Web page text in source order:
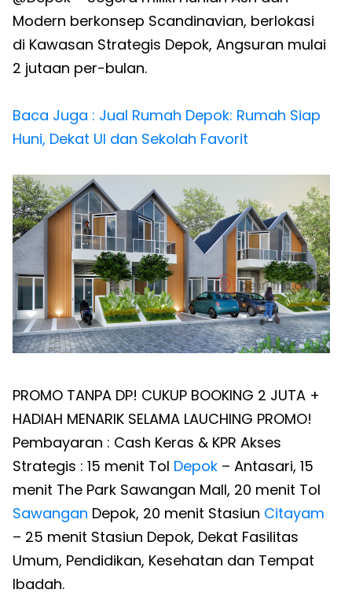
Modern berkonsep Scandinavian, berlokasi
di Kawasan Strategis Depok, Angsuran mulai
2 jutaan per-bulan.
Baca Juga : Jual Rumah Depok: Rumah Siap
Huni, Dekat UI dan Sekolah Favorit
PROMO TANPA DP! CUKUP BOOKING 2 JUTA +
HADIAH MENARIK SELAMA LAUCHING PROMO!
Pembayaran : Cash Keras & KPR Akses
Strategis : 15 menit Tol Depok – Antasari, 15
menit The Park Sawangan Mall, 20 menit Tol
Sawangan Depok, 20 menit Stasiun Citayam
– 25 menit Stasiun Depok, Dekat Fasilitas
Umum, Pendidikan, Kesehatan dan Tempat
Ibadah.